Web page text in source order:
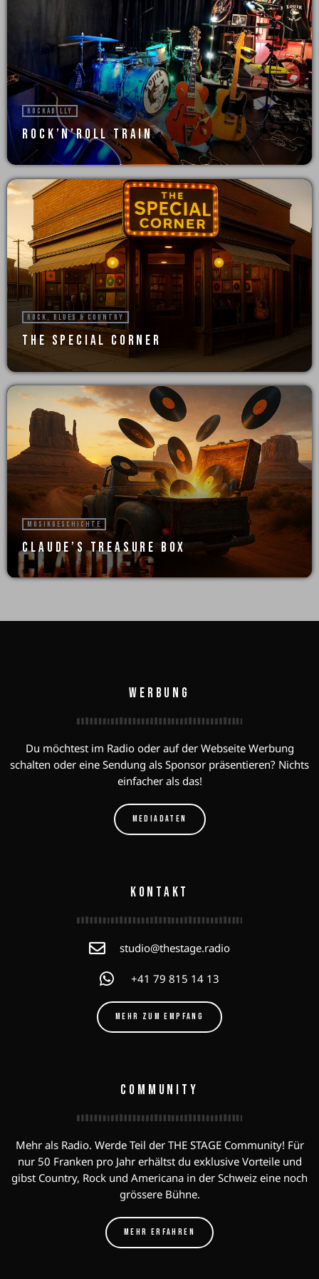
ROCKABILLY
ROCK’N’ROLL TRAIN
ROCK, BLUES & COUNTRY
THE SPECIAL CORNER
MUSIKGESCHICHTE
CLAUDE’S TREASURE BOX
WERBUNG
Du möchtest im Radio oder auf der Webseite Werbung
schalten oder eine Sendung als Sponsor präsentieren? Nichts
einfacher als das!
MEDIADATEN
KONTAKT
studio@thestage.radio
+41 79 815 14 13
MEHR ZUM EMPFANG
COMMUNITY
Mehr als Radio. Werde Teil der THE STAGE Community! Für
nur 50 Franken pro Jahr erhältst du exklusive Vorteile und
gibst Country, Rock und Americana in der Schweiz eine noch
grössere Bühne.
MEHR ERFAHREN